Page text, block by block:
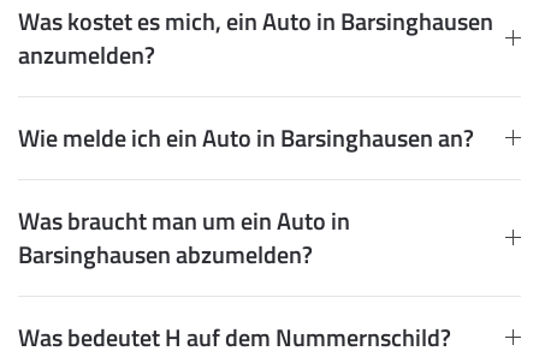
Was kostet es mich, ein Auto in Barsinghausen
anzumelden?
Wie melde ich ein Auto in Barsinghausen an?
Was braucht man um ein Auto in
Barsinghausen abzumelden?
Was bedeutet H auf dem Nummernschild?